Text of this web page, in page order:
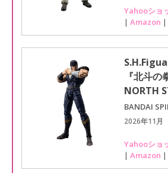
Yahooショ
| Amazon |
『北斗の
NORTH
BANDAI
2026年11月
Yahooショ
| Amazon |